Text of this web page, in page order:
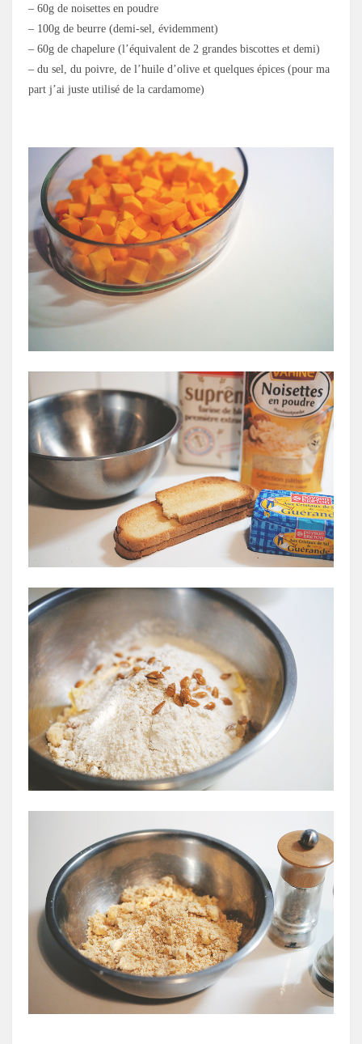
– 60g de noisettes en poudre
– 100g de beurre (demi-sel, évidemment)
– 60g de chapelure (l’équivalent de 2 grandes biscottes et demi)
– du sel, du poivre, de l’huile d’olive et quelques épices (pour ma
part j’ai juste utilisé de la cardamome)